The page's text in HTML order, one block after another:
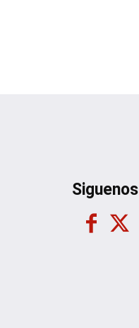
Siguenos